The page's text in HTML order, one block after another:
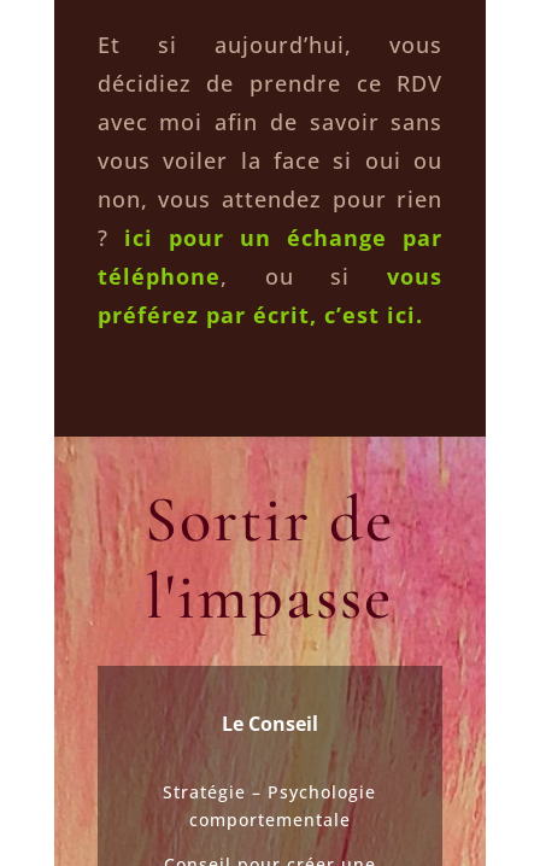
Et si aujourd’hui, vous
décidiez de prendre ce RDV
avec moi afin de savoir sans
vous voiler la face si oui ou
non, vous attendez pour rien
? ici pour un échange par
téléphone, ou sivous
préférez par écrit, c’est ici.
Sortir de
l'impasse
Le Conseil
Stratégie – Psychologie
comportementale